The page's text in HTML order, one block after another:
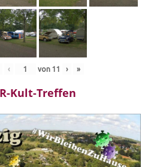
‹ von 11 › »
Kult-Treffen